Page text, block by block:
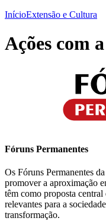
InícioExtensão e Cultura
Ações com
Fóruns Permanentes
Os Fóruns Permanentes
promover a aproximação
têm como proposta central
relevantes para a
transformação.